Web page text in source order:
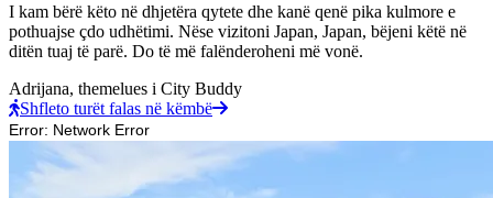
I kam bërë këto në dhjetëra qytete dhe kanë qenë pika kulmore e
pothuajse çdo udhëtimi. Nëse vizitoni Japan, Japan, bëjeni këtë në
ditën tuaj të parë. Do të më falënderoheni më vonë.
Adrijana, themelues i City Buddy
Shfleto turët falas në këmbë